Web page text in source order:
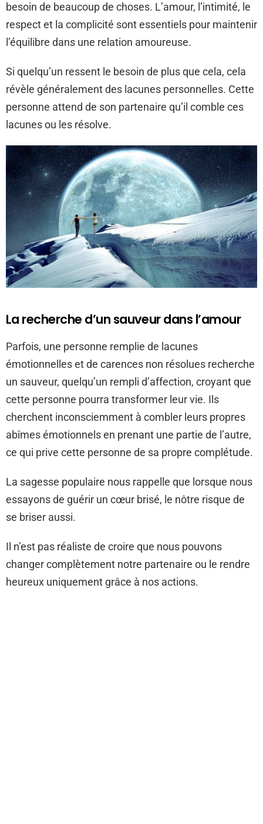
besoin de beaucoup de choses. L’amour, l’intimité, le
respect et la complicité sont essentiels pour maintenir
l’équilibre dans une relation amoureuse.
Si quelqu’un ressent le besoin de plus que cela, cela
révèle généralement des lacunes personnelles. Cette
personne attend de son partenaire qu’il comble ces
lacunes ou les résolve.
La recherche d’un sauveur dans l’amour
Parfois, une personne remplie de lacunes
émotionnelles et de carences non résolues recherche
un sauveur, quelqu’un rempli d’affection, croyant que
cette personne pourra transformer leur vie. Ils
cherchent inconsciemment à combler leurs propres
abîmes émotionnels en prenant une partie de l’autre,
ce qui prive cette personne de sa propre complétude.
La sagesse populaire nous rappelle que lorsque nous
essayons de guérir un cœur brisé, le nôtre risque de
se briser aussi.
Il n’est pas réaliste de croire que nous pouvons
changer complètement notre partenaire ou le rendre
heureux uniquement grâce à nos actions.